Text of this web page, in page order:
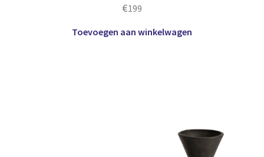
€199
Toevoegen aan winkelwagen